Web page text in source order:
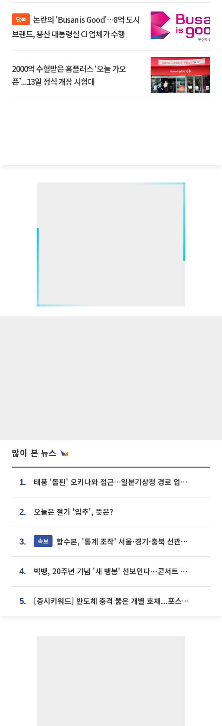
단독
브랜드, 용산 대통령실 CI 업체가 수행
2000억 수혈받은 홈플러스 ‘오늘 가오
픈’...13일 정식 개장 시험대
많이 본 뉴스
1. 태풍 '돌핀' 오키나와 접근…일본기상청 경로 업데이트
2. 오늘은 절기 '입추', 뜻은?
3. 속보 합수본, '통계 조작' 서울·경기·충북 선관위 등 추가 압수수색
4. 빅뱅, 20주년 기념 '새 뱅봉' 선보인다⋯콘서트 앞두고 팝업 개최
5. [증시키워드] 반도체 충격 뚫은 개별 호재...포스코퓨처엠·에코프로·한화솔루션 '눈길'